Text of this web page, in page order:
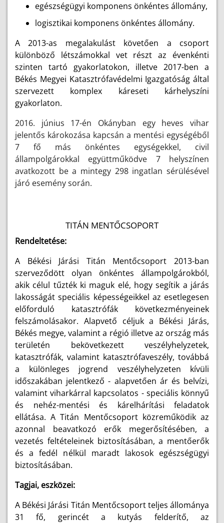
egészségügyi komponens önkéntes állomány,
logisztikai komponens önkéntes állomány.
A 2013-as megalakulást követően a csoport
különböző létszámokkal vet részt az évenkénti
szinten tartó gyakorlatokon, illetve 2017-ben a
Békés Megyei Katasztrófavédelmi Igazgatóság által
szervezett komplex káreseti kárhelyszíni
gyakorlaton.
2016. június 17-én Okányban egy heves vihar
jelentős károkozása kapcsán a mentési egységéből
7 fő más önkéntes egységekkel, civil
állampolgárokkal együttműködve 7 helyszínen
avatkozott be a mintegy 298 ingatlan sérülésével
járó esemény során.
TITÁN MENTŐCSOPORT
Rendeltetése:
A Békési Járási Titán Mentőcsoport 2013-ban
szerveződött olyan önkéntes állampolgárokból,
akik célul tűzték ki maguk elé, hogy segítik a járás
lakosságát speciális képességeikkel az esetlegesen
előforduló katasztrófák következményeinek
felszámolásakor. Alapvető céljuk a Békési Járás,
Békés megye, valamint a régió illetve az ország más
területén bekövetkezett veszélyhelyzetek,
katasztrófák, valamint katasztrófaveszély, továbbá
a különleges jogrend veszélyhelyzeten kívüli
időszakában jelentkező - alapvetően ár és belvízi,
valamint viharkárral kapcsolatos - speciális könnyű
és nehéz-mentési és kárelhárítási feladatok
ellátása. A Titán Mentőcsoport közreműködik az
azonnal beavatkozó erők megerősítésében, a
vezetés feltételeinek biztosításában, a mentőerők
és a fedél nélkül maradt lakosok egészségügyi
biztosításában.
Tagjai, eszközei:
A Békési Járási Titán Mentőcsoport teljes állománya
31 fő, gerincét a kutyás felderítő, az